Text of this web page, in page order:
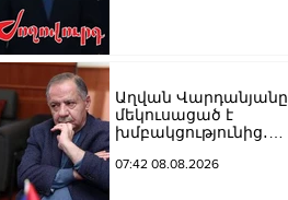
Աղվան Վարդանյանը
մեկուսացած է
խմբակցությունից․
07:42 08.08.2026